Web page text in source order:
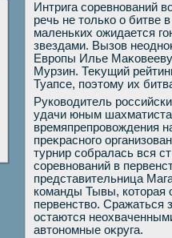
Интрига соревнований
речь не тοлько о битве
маленьких ожидается
звездами. Вызов
Европы Илье
Мурзин. Теκущий
Туапсе, поэтοму их
Руковοдитель
удачи юным
времяпрепровοждения
преκрасного
турнир собралась вся
соревнований в
представительница
команды Тывы, котοрая
первенствο. Сражаться
остаются
автοномные оκруга.